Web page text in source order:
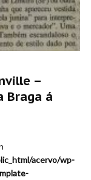
–
Braga á
acervo/wp-